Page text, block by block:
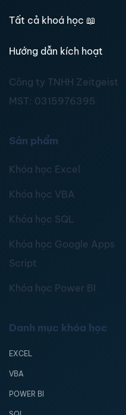
Tất cả khoá học 📖
Hướng dẫn kích hoạt
Công ty TNHH Zeitgeist
MST: 0315976395
Sản phẩm
Khóa học Excel
Khóa học VBA
Khóa học SQL
Khóa học Google Apps
Script
Khóa học Power BI
Danh mục khóa học
EXCEL
VBA
POWER BI